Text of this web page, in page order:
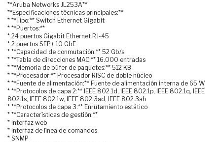
**Aruba Networks JL253A**
**Especificaciones técnicas principales:**
* **Tipo:** Switch Ethernet Gigabit
* **Puertos:**
* 24 puertos Gigabit Ethernet RJ-45
* 2 puertos SFP+ 10 GbE
* **Capacidad de conmutación:** 52 Gb/s
* **Tabla de direcciones MAC:** 16.000 entradas
* **Memoria de búfer de paquetes:** 512 KB
* **Procesador:** Procesador RISC de doble núcleo
* **Fuente de alimentación:** Fuente de alimentación interna de 65 W
* **Protocolos de capa 2:** IEEE 802.1d, IEEE 802.1p, IEEE 802.1q, IEEE
802.1s, IEEE 802.1w, IEEE 802.3ad, IEEE 802.3ah
* **Protocolos de capa 3:** Enrutamiento estático
* **Características de gestión:**
* Interfaz web
* Interfaz de línea de comandos
* SNMP